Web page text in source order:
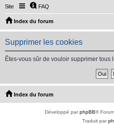
Site FAQ
Index du forum
Supprimer les cookies
Êtes-vous sûr de vouloir supprimer tous
Index du forum
Développé parphpBB®
Traduit par